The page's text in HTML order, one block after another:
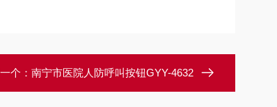
个： 南宁市医院人防呼叫按钮GYY-4632